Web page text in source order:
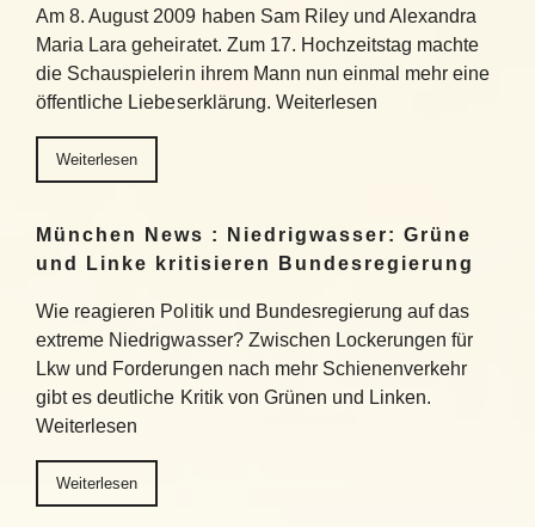
Am 8. August 2009 haben Sam Riley und Alexandra
Maria Lara geheiratet. Zum 17. Hochzeitstag machte
die Schauspielerin ihrem Mann nun einmal mehr eine
öffentliche Liebeserklärung. Weiterlesen
Weiterlesen
München News : Niedrigwasser: Grüne
und Linke kritisieren Bundesregierung
Wie reagieren Politik und Bundesregierung auf das
extreme Niedrigwasser? Zwischen Lockerungen für
Lkw und Forderungen nach mehr Schienenverkehr
gibt es deutliche Kritik von Grünen und Linken.
Weiterlesen
Weiterlesen